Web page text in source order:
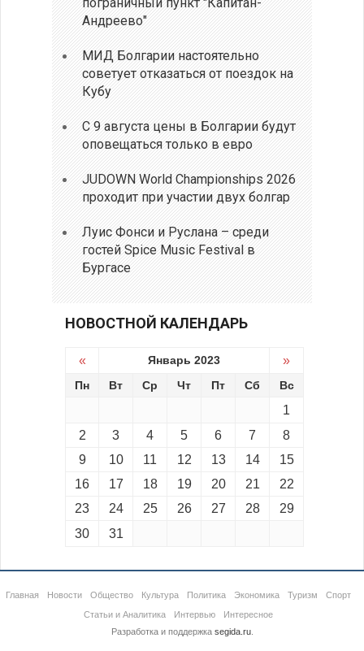
Андреево"
МИД Болгарии настоятельно
советует отказаться от поездок на
Кубу
С 9 августа цены в Болгарии будут
оповещаться только в евро
JUDOWN World Championships 2026
проходит при участии двух болгар
Луис Фонси и Руслана – среди
гостей Spice Music Festival в
Бургасе
НОВОСТНОЙ КАЛЕНДАРЬ
« Январь 2023 »
Пн Вт Ср Чт Пт Сб Вс
1
2
3 4 5 6 7
8
9
10 11 12 13 14
15
16
17 18 19 20 21
22
23
24 25 26 27 28
29
30
31
Главная Новости Общество Культура Политика Экономика Туризм
Спорт
Статьи и Аналитика
Интервью
Интересное
Разработка и поддержка segida.ru.